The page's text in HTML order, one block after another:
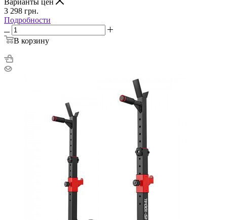
3 298 грн.
Подробности
В корзину